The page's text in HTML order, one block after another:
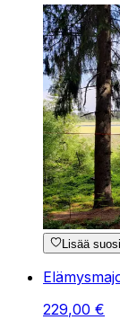
Lisää
229,00 €